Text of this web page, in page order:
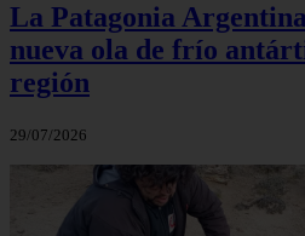
La Patagonia
nueva ola de frío
región
29/07/2026